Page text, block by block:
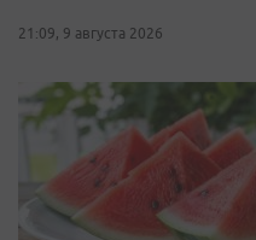
21:09, 9 августа 2026